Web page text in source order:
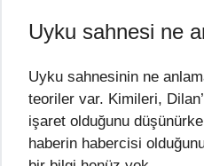
Uyku sahnesi ne
Uyku sahnesinin ne
teoriler var. Kimileri,
işaret olduğunu
haberin habercisi